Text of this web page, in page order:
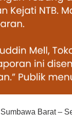
Sumbawa Barat –